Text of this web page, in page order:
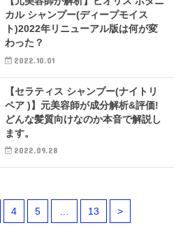
カル シャンプー(ディープモイス
ト)2022年リニューアル版は何が変
わった？
2022.10.01
【セラティス シャンプー(ナイトリ
ペア )】元美容師が成分解析&評価!
どんな髪質向けなのか本音で解説し
ます。
2022.09.28
4 5 … 13 >